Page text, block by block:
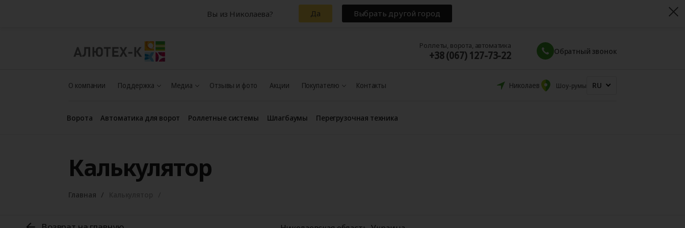
Роллеты, ворота, автоматика
+38 (067) 127-73-22 Обратный звонок
О компании Поддержка Медиа Отзывы и фото Акции Покупателю Контакты Николаев Шоу-румы RU
Ворота Автоматика для ворот Роллетные системы Шлагбаумы Перегрузочная техника
Калькулятор
Главная
Вы из Николаева? Да Выбрать другой город